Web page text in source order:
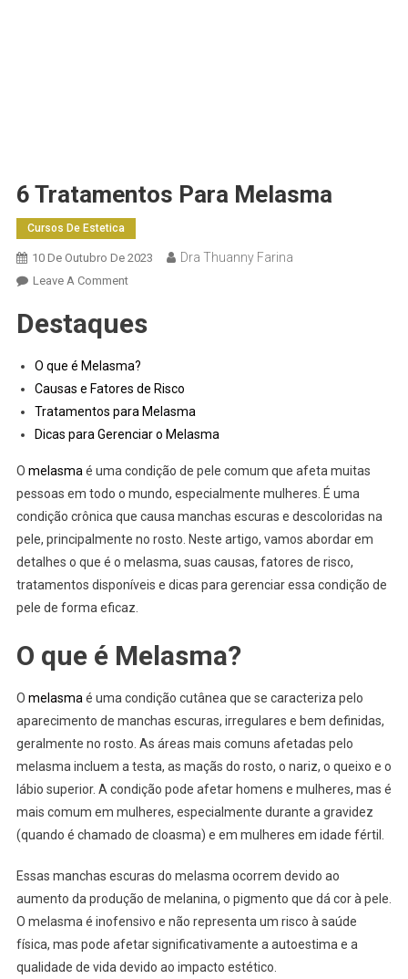
6 Tratamentos Para Melasma
Cursos De Estetica
10 De Outubro De 2023 Dra Thuanny Farina
Leave A Comment
Destaques
O que é Melasma?
Causas e Fatores de Risco
Tratamentos para Melasma
Dicas para Gerenciar o Melasma
O melasma é uma condição de pele comum que afeta muitas
pessoas em todo o mundo, especialmente mulheres. É uma
condição crônica que causa manchas escuras e descoloridas na
pele, principalmente no rosto. Neste artigo, vamos abordar em
detalhes o que é o melasma, suas causas, fatores de risco,
tratamentos disponíveis e dicas para gerenciar essa condição de
pele de forma eficaz.
O que é Melasma?
O melasma é uma condição cutânea que se caracteriza pelo
aparecimento de manchas escuras, irregulares e bem definidas,
geralmente no rosto. As áreas mais comuns afetadas pelo
melasma incluem a testa, as maçãs do rosto, o nariz, o queixo e o
lábio superior. A condição pode afetar homens e mulheres, mas é
mais comum em mulheres, especialmente durante a gravidez
(quando é chamado de cloasma) e em mulheres em idade fértil.
Essas manchas escuras do melasma ocorrem devido ao
aumento da produção de melanina, o pigmento que dá cor à pele.
O melasma é inofensivo e não representa um risco à saúde
física, mas pode afetar significativamente a autoestima e a
qualidade de vida devido ao impacto estético.